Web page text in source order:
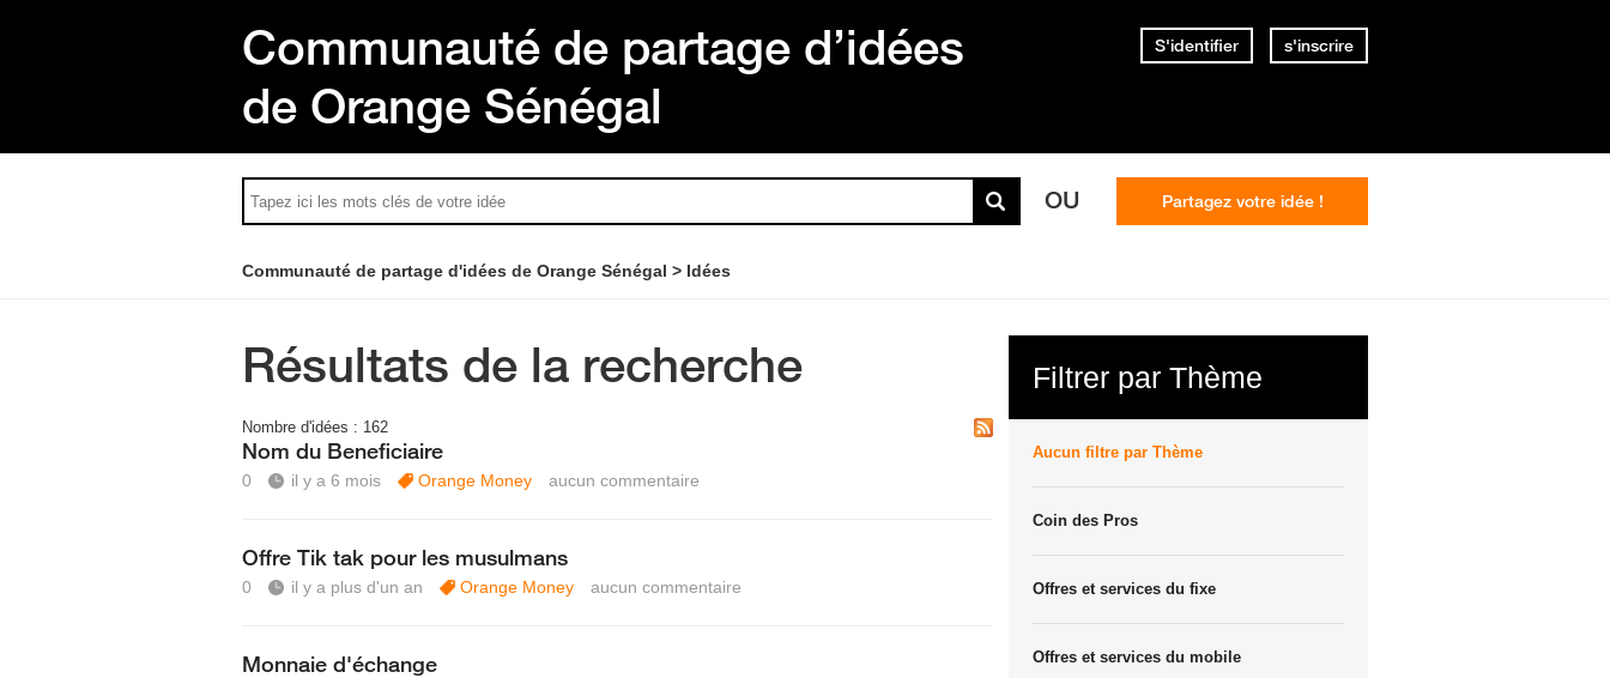
Communauté de partage d’idées
de Orange Sénégal
S'identifier s'inscrire
OU Partagez votre idée !
Communauté de partage d'idées de Orange Sénégal Idées
Résultats de la recherche
Nombre d'idées : 162
Nom du Beneficiaire
0 il y a 6 mois Orange Money aucun commentaire
Offre Tik tak pour les musulmans
0 il y a plus d'un an Orange Money aucun commentaire
Monnaie d'échange
Filtrer par Thème
Aucun filtre par Thème
Coin des Pros
Offres et services du fixe
Offres et services du mobile